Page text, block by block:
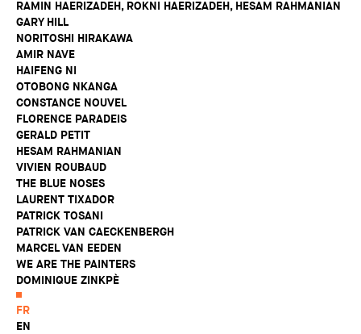
RAMIN HAERIZADEH, ROKNI HAERIZADEH, HESAM RAHMANIAN
GARY HILL
NORITOSHI HIRAKAWA
AMIR NAVE
HAIFENG NI
OTOBONG NKANGA
CONSTANCE NOUVEL
FLORENCE PARADEIS
GERALD PETIT
HESAM RAHMANIAN
VIVIEN ROUBAUD
THE BLUE NOSES
LAURENT TIXADOR
PATRICK TOSANI
PATRICK VAN CAECKENBERGH
MARCEL VAN EEDEN
WE ARE THE PAINTERS
DOMINIQUE ZINKPÈ
FR
EN